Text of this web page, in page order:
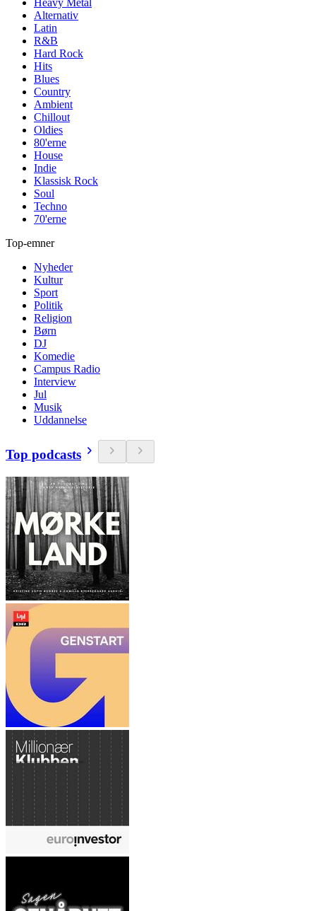
Heavy Metal
Alternativ
Latin
R&B
Hard Rock
Hits
Blues
Country
Ambient
Chillout
Oldies
80'erne
House
Indie
Klassisk Rock
Soul
Techno
70'erne
Top-emner
Nyheder
Kultur
Sport
Politik
Religion
Børn
DJ
Komedie
Campus Radio
Interview
Jul
Musik
Uddannelse
Top podcasts